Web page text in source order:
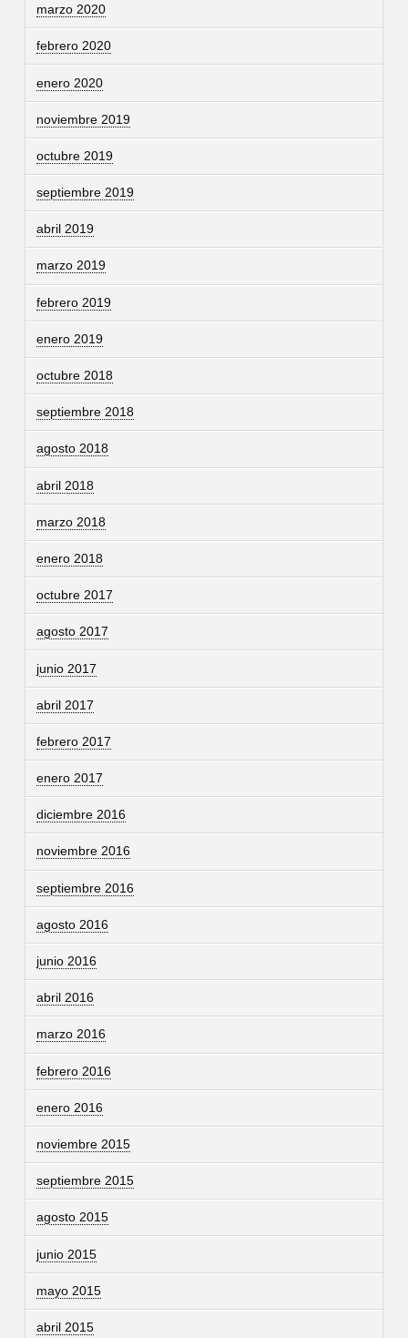
marzo 2020
febrero 2020
enero 2020
noviembre 2019
octubre 2019
septiembre 2019
abril 2019
marzo 2019
febrero 2019
enero 2019
octubre 2018
septiembre 2018
agosto 2018
abril 2018
marzo 2018
enero 2018
octubre 2017
agosto 2017
junio 2017
abril 2017
febrero 2017
enero 2017
diciembre 2016
noviembre 2016
septiembre 2016
agosto 2016
junio 2016
abril 2016
marzo 2016
febrero 2016
enero 2016
noviembre 2015
septiembre 2015
agosto 2015
junio 2015
mayo 2015
abril 2015